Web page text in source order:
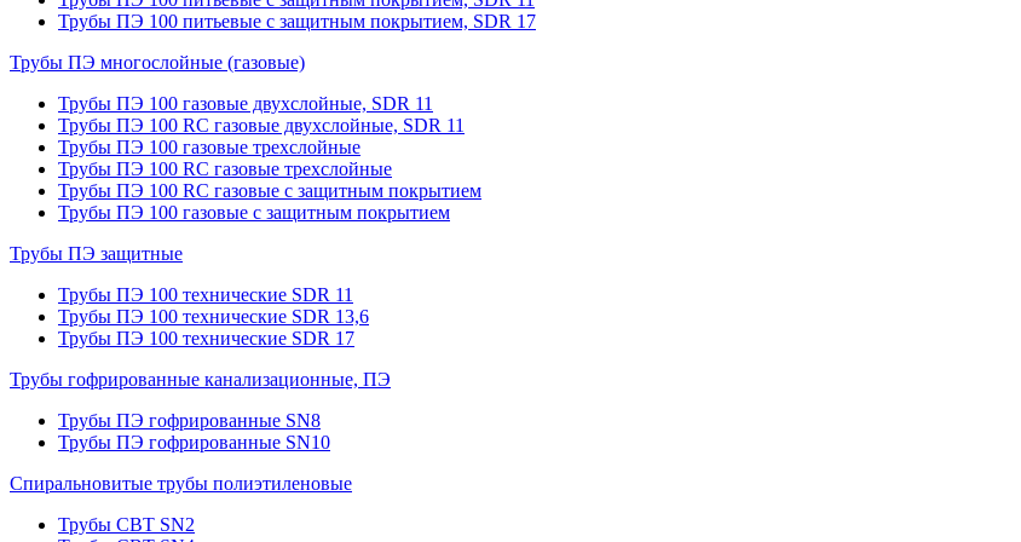
Трубы ПЭ 100 питьевые с защитным покрытием, SDR 17
Трубы ПЭ многослойные (газовые)
Трубы ПЭ 100 газовые двухслойные, SDR 11
Трубы ПЭ 100 RC газовые двухслойные, SDR 11
Трубы ПЭ 100 газовые трехслойные
Трубы ПЭ 100 RC газовые трехслойные
Трубы ПЭ 100 RC газовые с защитным покрытием
Трубы ПЭ 100 газовые с защитным покрытием
Трубы ПЭ защитные
Трубы ПЭ 100 технические SDR 11
Трубы ПЭ 100 технические SDR 13,6
Трубы ПЭ 100 технические SDR 17
Трубы гофрированные канализационные, ПЭ
Трубы ПЭ гофрированные SN8
Трубы ПЭ гофрированные SN10
Спиральновитые трубы полиэтиленовые
Трубы СВТ SN2